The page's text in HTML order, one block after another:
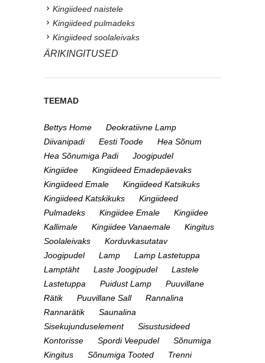
Kingiideed naistele
Kingiideed pulmadeks
Kingiideed soolaleivaks
ÄRIKINGITUSED
TEEMAD
Bettys Home
Deokratiivne Lamp
Diivanipadi
Eesti Toode
Hea Sõnum
Hea Sõnumiga Padi
Joogipudel
Kingiidee
Kingiideed Emadepäevaks
Kingiideed Emale
Kingiideed Katsikuks
Kingiideed Katskikuks
Kingiideed
Pulmadeks
Kingiidee Emale
Kingiidee
Kallimale
Kingiidee Vanaemale
Kingitus
Soolaleivaks
Korduvkasutatav
Joogipudel
Lamp
Lamp Lastetuppa
Lamptäht
Laste Joogipudel
Lastele
Lastetuppa
Puidust Lamp
Puuvillane
Rätik
Puuvillane Sall
Rannalina
Rannarätik
Saunalina
Sisekujunduselement
Sisustusideed
Kontorisse
Spordi Veepudel
Sõnumiga
Kingitus
Sõnumiga Tooted
Trenni